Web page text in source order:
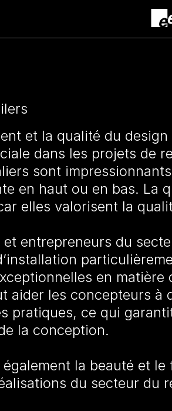
et la qualité du
dans les projets de
sont
en haut ou en bas. La
elles valorisent la
entrepreneurs du
en
aider les concepteurs
pratiques, ce qui
la conception.
la beauté et
du secteur du